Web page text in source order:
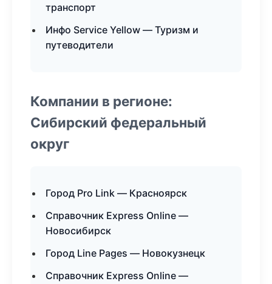
транспорт
Инфо Service Yellow — Туризм и
путеводители
Компании в регионе:
Сибирский федеральный
округ
Город Pro Link — Красноярск
Справочник Express Online —
Новосибирск
Город Line Pages — Новокузнецк
Справочник Express Online —